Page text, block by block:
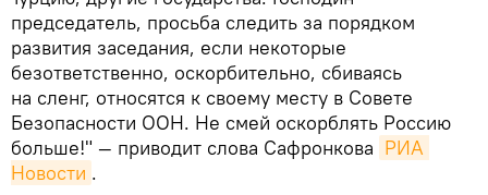
председатель, просьба следить за порядком
развития заседания, если некоторые
безответственно, оскорбительно, сбиваясь
на сленг, относятся к своему месту в Совете
Безопасности ООН. Не смей оскорблять Россию
больше!" — приводит слова Сафронкова РИА
Новости .